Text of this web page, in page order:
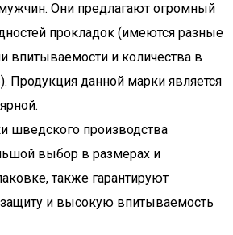
Они предлагают огромный
прокладок (имеются разные
впитываемости и количества в
Продукция данной марки является
шведского производства
выбор в размерах и
также гарантируют
и высокую впитываемость